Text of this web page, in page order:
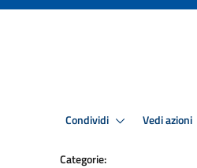
Condividi Vedi azioni
Categorie: